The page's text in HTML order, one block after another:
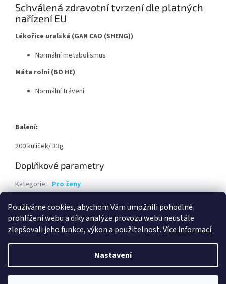
Používáme cookies, abychom Vám umožnili pohodlné
prohlížení webu a díky analýze provozu webu neustále
zlepšovali jeho funkce, výkon a použitelnost.Více informací
Nastavení
Schválená zdravotní tvrzení dle platných
nařízení EU
Lékořice uralská (GAN CAO (SHENG))
Normální metabolismus
Máta rolní (BO HE)
Normální trávení
Balení:
200 kuliček/ 33g
Doplňkové parametry
Kategorie: Pro ženy
EAN: 8594036720381
Vytvořil Shoptet